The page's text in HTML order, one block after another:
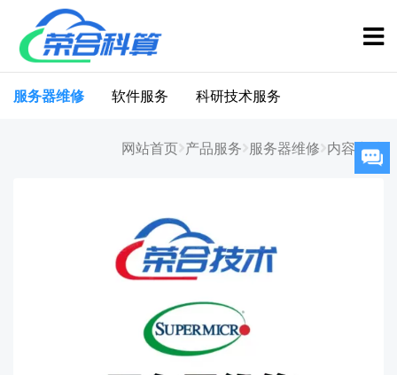
服务器维修 软件服务 科研技术服务
网站首页 产品服务 服务器维修 内容详情